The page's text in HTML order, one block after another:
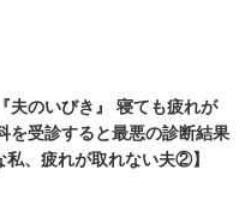
夫のいびき』 寝ても疲れが
を受診すると最悪の診断結果
、疲れが取れない夫②】